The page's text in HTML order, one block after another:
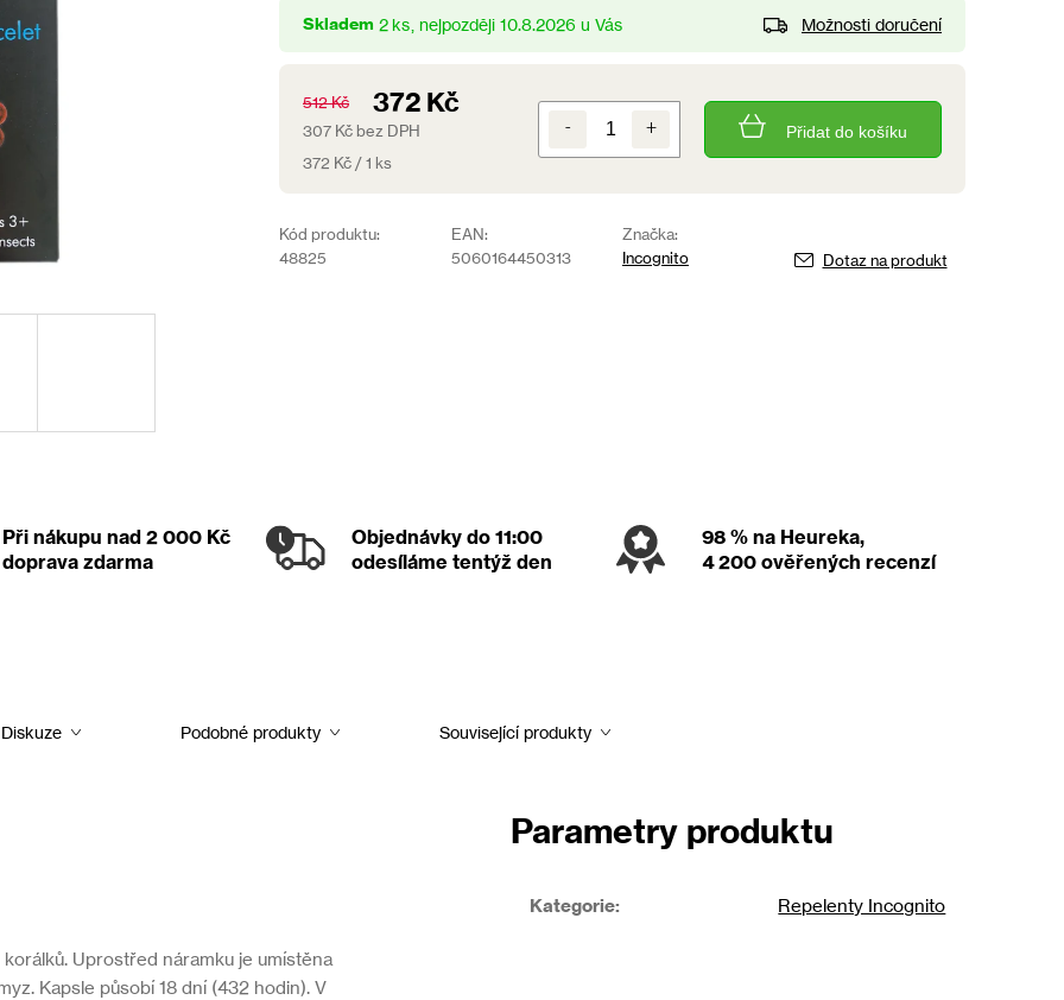
hvězdiček.
Skladem 2 ks 10.8.2026 Možnosti doručení
512 Kč 372 Kč
307 Kč bez DPH
Měrná
372 Kč / 1 ks
Přidat do košíku
Kód produktu:
48825
EAN:
5060164450313
Značka:
Incognito
Dotaz na produkt
Při nákupu nad 2 000 Kč
doprava zdarma
Objednávky do 11:00
odesíláme tentýž den
98 %na Heureka,
4 200 ověřených recenzí
Diskuze Podobné produkty Související produkty
Uprostřed náramku je umístěna
Kapsle působí 18 dní (432 hodin). V
Parametry produktu
Kategorie: Repelenty Incognito